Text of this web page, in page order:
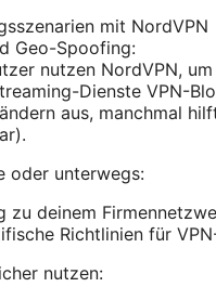
mit NordVPN
Geo-Spoofing:
nutzen NordVPN,
Dienste VPN-
aus, manchmal
oder unterwegs:
zu deinem
Richtlinien für
nutzen: